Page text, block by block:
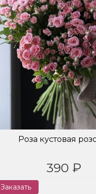
Роза кустовая
390 ₽
Заказать